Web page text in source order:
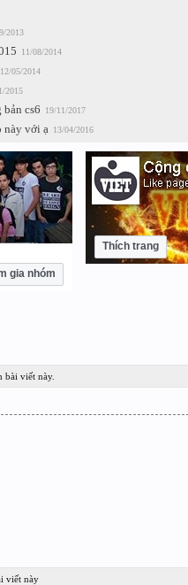
2013
11/08/2014
12/05/2014
2015
cs6 19/11/2017
này với ạ 13/04/2016
gia nhóm
Thích trang
bài viết này.
viết này